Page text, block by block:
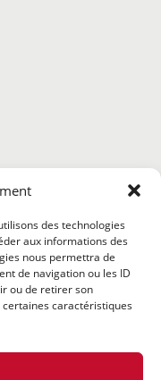
des technologies
aux informations des
nous permettra de
de navigation ou les ID
ou de retirer son
caractéristiques